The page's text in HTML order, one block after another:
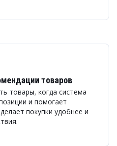
товаров
товары, когда система
и помогает
покупки удобнее и